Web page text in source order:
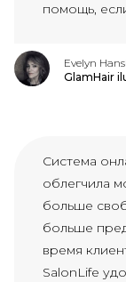
помощь,
Evelyn
GlamHair
Система
облегчила
больше
больше
время
SalonLife